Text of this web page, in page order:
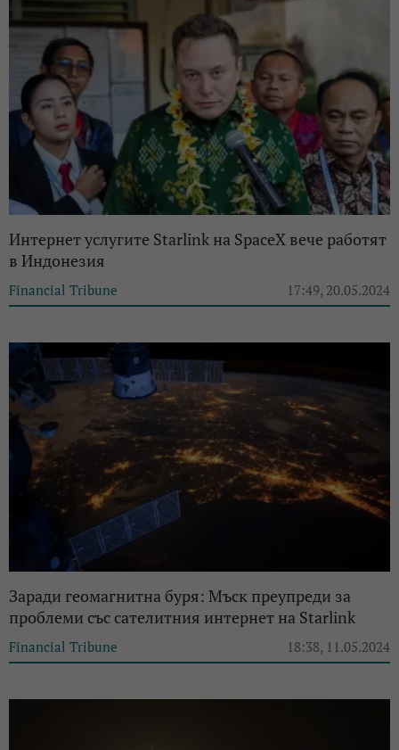
Интернет услугите Starlink на SpaceX вече работят
в Индонезия
Financial Tribune 17:49, 20.05.2024
Заради геомагнитна буря: Мъск преупреди за
проблеми със сателитния интернет на Starlink
Financial Tribune 18:38, 11.05.2024